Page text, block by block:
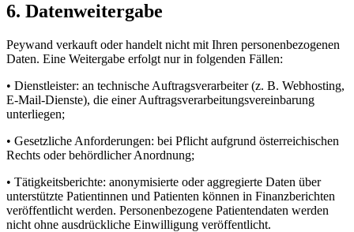
6. Datenweitergabe
Peywand verkauft oder handelt nicht mit Ihren personenbezogenen
Daten. Eine Weitergabe erfolgt nur in folgenden Fällen:
• Dienstleister: an technische Auftragsverarbeiter (z. B. Webhosting,
E-Mail-Dienste), die einer Auftragsverarbeitungsvereinbarung
unterliegen;
• Gesetzliche Anforderungen: bei Pflicht aufgrund österreichischen
Rechts oder behördlicher Anordnung;
• Tätigkeitsberichte: anonymisierte oder aggregierte Daten über
unterstützte Patientinnen und Patienten können in Finanzberichten
veröffentlicht werden. Personenbezogene Patientendaten werden
nicht ohne ausdrückliche Einwilligung veröffentlicht.